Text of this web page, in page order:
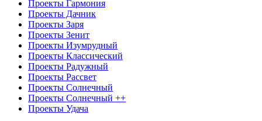
Проекты Гармония
Проекты Дачник
Проекты Заря
Проекты Зенит
Проекты Изумрудный
Проекты Классический
Проекты Радужный
Проекты Рассвет
Проекты Солнечный
Проекты Солнечный ++
Проекты Удача